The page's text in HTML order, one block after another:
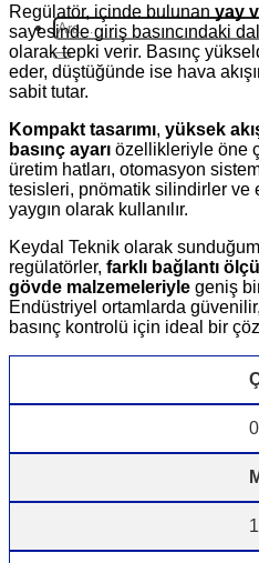
Ara:
Regülatör, içinde bulunan yay
sayesinde giriş basıncındaki
olarak tepki verir. Basınç
eder, düştüğünde ise hava
sabit tutar.
Kompakt tasarımı, yüksek
basınç ayarı özellikleriyle öne
üretim hatları, otomasyon
tesisleri, pnömatik silindirler ve
yaygın olarak kullanılır.
Keydal Teknik olarak
regülatörler, farklı bağlantı
gövde malzemeleriyle geniş
Endüstriyel ortamlarda
basınç kontrolü için ideal bir